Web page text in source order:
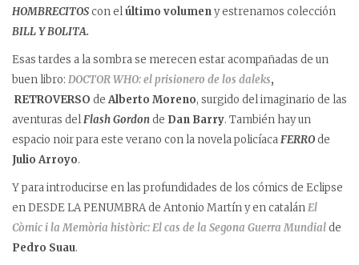
HOMBRECITOScon elúltimo volumeny estrenamos colección
BILL Y BOLITA.
Esas tardes a la sombra se merecen estar acompañadas de un
buen libro: DOCTOR WHO: el prisionero de los daleks,
RETROVERSO deAlberto Moreno, surgido del imaginario de las
aventuras delFlash Gordonde Dan Barry. También hay un
espacio noir para este verano con la novela policíacaFERROde
Julio Arroyo.
Y para introducirse en las profundidades de los cómics de Eclipse
en DESDE LA PENUMBRA de Antonio Martín y en catalánEl
Còmic i la Memòria històric: El cas de la Segona Guerra Mundialde
Pedro Suau.